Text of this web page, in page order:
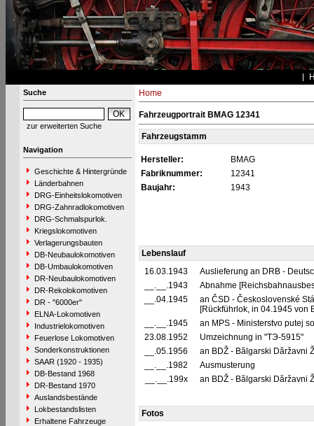
Suche
zur erweiterten Suche
Navigation
Geschichte & Hintergründe
Länderbahnen
DRG-Einheitslokomotiven
DRG-Zahnradlokomotiven
DRG-Schmalspurlok.
Kriegslokomotiven
Verlagerungsbauten
DB-Neubaulokomotiven
DB-Umbaulokomotiven
DR-Neubaulokomotiven
DR-Rekolokomotiven
DR - "6000er"
ELNA-Lokomotiven
Industrielokomotiven
Feuerlose Lokomotiven
Sonderkonstruktionen
SAAR (1920 - 1935)
DB-Bestand 1968
DR-Bestand 1970
Auslandsbestände
Lokbestandslisten
Erhaltene Fahrzeuge
Home
Fahrzeugportrait BMAG 12341
Fahrzeugstamm
Hersteller:
BMAG
Fabriknummer:
12341
Baujahr:
1943
Lebenslauf
16.03.1943
Auslieferung an DRB -
__.__.1943
Abnahme
__.04.1945
an ČSD - Československé
[Rückführlok, in 04.1945 von
__.__.1945
an MPS - Ministerstvo putej
23.08.1952
Umzeichnung in "TЭ-5915"
__.05.1956
an BDŽ - Bălgarski Dăržavni
__.__.1982
Ausmusterung
__.__.199x
an BDŽ - Bălgarski Dăržavni
Fotos